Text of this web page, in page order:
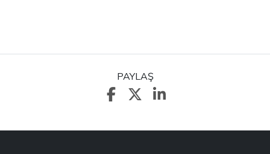
PAYLAŞ